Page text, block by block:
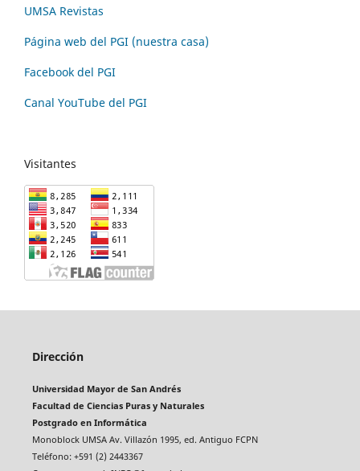
UMSA Revistas
Página web del PGI (nuestra casa)
Facebook del PGI
Canal YouTube del PGI
Visitantes
Dirección
Universidad Mayor de San Andrés
Facultad de Ciencias Puras y Naturales
Postgrado en Informática
Monoblock UMSA Av. Villazón 1995, ed. Antiguo FCPN
Teléfono: +591 (2) 2443367